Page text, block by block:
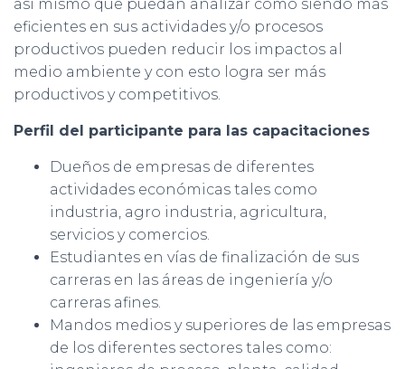
así mismo que puedan analizar cómo siendo más
eficientes en sus actividades y/o procesos
productivos pueden reducir los impactos al
medio ambiente y con esto logra ser más
productivos y competitivos.
Perfil del participante para las capacitaciones
Dueños de empresas de diferentes
actividades económicas tales como
industria, agro industria, agricultura,
servicios y comercios.
Estudiantes en vías de finalización de sus
carreras en las áreas de ingeniería y/o
carreras afines.
Mandos medios y superiores de las empresas
de los diferentes sectores tales como: